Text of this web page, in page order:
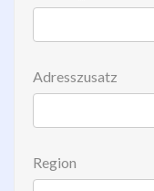
Adresszusatz
Region